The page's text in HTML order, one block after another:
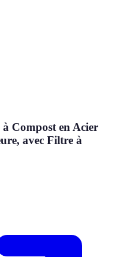
Compost en Acier
avec Filtre à